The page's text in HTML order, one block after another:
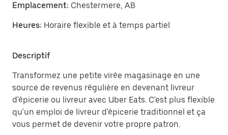
Emplacement: Chestermere, AB
Heures: Horaire flexible et à temps partiel
Descriptif
Transformez une petite virée magasinage en une
source de revenus régulière en devenant livreur
d'épicerie ou livreur avec Uber Eats. C'est plus flexible
qu'un emploi de livreur d'épicerie traditionnel et ça
vous permet de devenir votre propre patron.